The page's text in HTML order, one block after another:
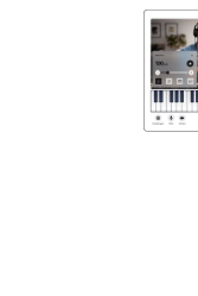
Klavier / Piano /
Klavier / Piano /